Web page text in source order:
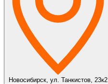
Новосибирск, ул. Танкистов, 23к2